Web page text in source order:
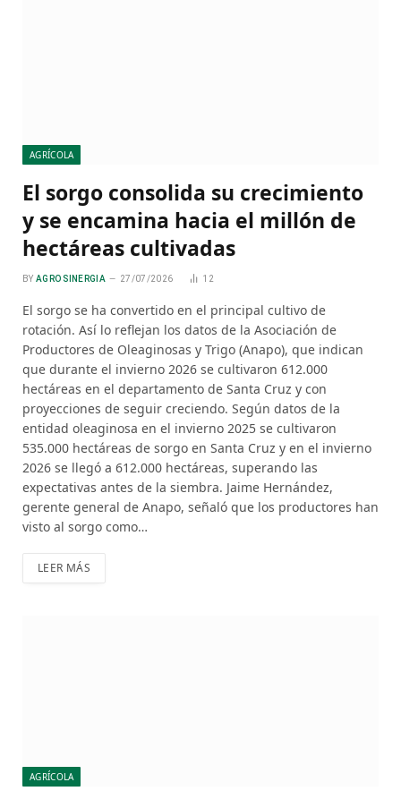
AGRÍCOLA
El sorgo consolida su crecimiento
y se encamina hacia el millón de
hectáreas cultivadas
BY AGRO SINERGIA 27/07/2026 12
El sorgo se ha convertido en el principal cultivo de
rotación. Así lo reflejan los datos de la Asociación de
Productores de Oleaginosas y Trigo (Anapo), que indican
que durante el invierno 2026 se cultivaron 612.000
hectáreas en el departamento de Santa Cruz y con
proyecciones de seguir creciendo. Según datos de la
entidad oleaginosa en el invierno 2025 se cultivaron
535.000 hectáreas de sorgo en Santa Cruz y en el invierno
2026 se llegó a 612.000 hectáreas, superando las
expectativas antes de la siembra. Jaime Hernández,
gerente general de Anapo, señaló que los productores han
visto al sorgo como…
LEER MÁS
AGRÍCOLA